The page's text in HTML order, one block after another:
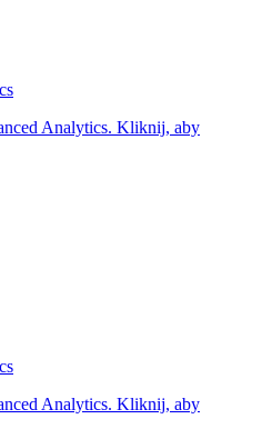
Analytics. Kliknij, aby
Analytics. Kliknij, aby